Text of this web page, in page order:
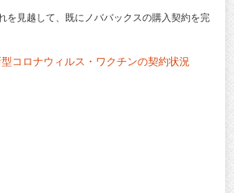
を見越して、既にノババックスの購入契約を完
コロナウィルス・ワクチンの契約状況